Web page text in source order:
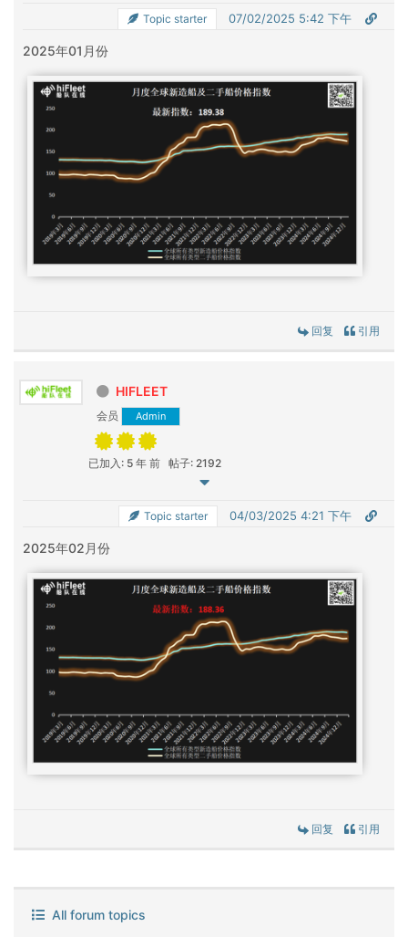
Topic starter 07/02/2025 5:42 下午
2025年01月份
回复 引用
HIFLEET
会员 Admin
已加入: 5 年 前 帖子: 2192
Topic starter 04/03/2025 4:21 下午
2025年02月份
回复 引用
All forum topics